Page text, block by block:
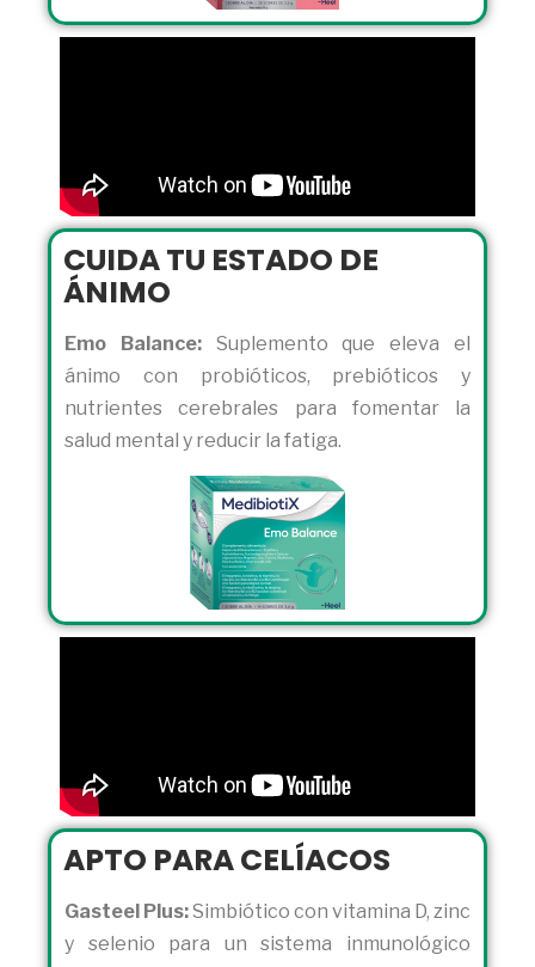
CUIDA TU ESTADO DE
ÁNIMO
Emo Balance:Suplemento que eleva el
ánimo con probióticos, prebióticos y
nutrientes cerebrales para fomentar la
salud mental y reducir la fatiga.
APTO PARA CELÍACOS
Gasteel Plus:Simbiótico con vitamina D, zinc
y selenio para un sistema inmunológico